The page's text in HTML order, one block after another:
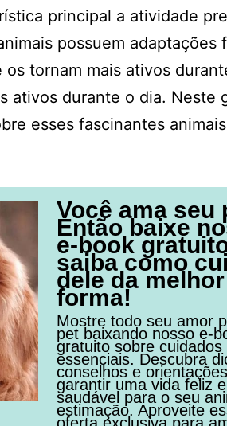
principal a atividade
possuem adaptações
tornam mais ativos
ativos durante o dia. Neste
esses fascinantes
Você ama seu
Então baixe
e-book
saiba como
dele da melhor
forma!
Mostre todo seu amor
pet baixando nosso e-
gratuito sobre cuidados
essenciais. Descubra
conselhos e
garantir uma vida feliz e
saudável para o seu
estimação. Aproveite